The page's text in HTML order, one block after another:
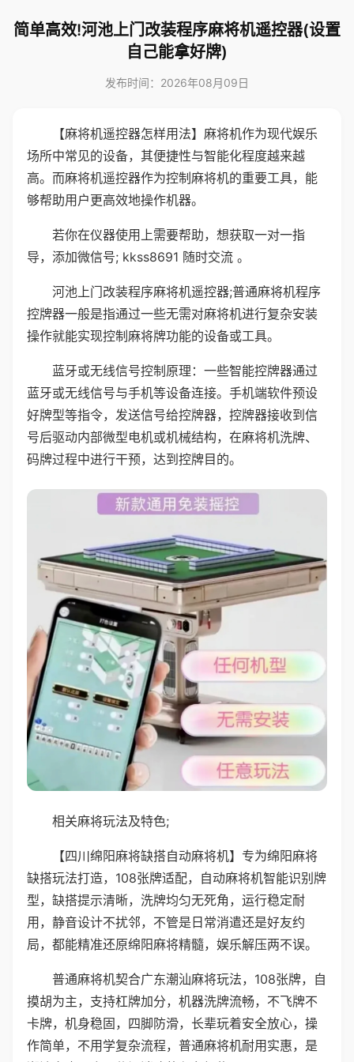
简单高效!河池上门改装程序麻将机遥控器(设置
自己能拿好牌)
发布时间：2026年08月09日
【麻将机遥控器怎样用法】麻将机作为现代娱乐
场所中常见的设备，其便捷性与智能化程度越来越
高。而麻将机遥控器作为控制麻将机的重要工具，能
够帮助用户更高效地操作机器。
若你在仪器使用上需要帮助，想获取一对一指
导，添加微信号; kkss8691 随时交流 。
河池上门改装程序麻将机遥控器;普通麻将机程序
控牌器一般是指通过一些无需对麻将机进行复杂安装
操作就能实现控制麻将牌功能的设备或工具。
蓝牙或无线信号控制原理：一些智能控牌器通过
蓝牙或无线信号与手机等设备连接。手机端软件预设
好牌型等指令，发送信号给控牌器，控牌器接收到信
号后驱动内部微型电机或机械结构，在麻将机洗牌、
码牌过程中进行干预，达到控牌目的。
相关麻将玩法及特色;
【四川绵阳麻将缺搭自动麻将机】专为绵阳麻将
缺搭玩法打造，108张牌适配，自动麻将机智能识别牌
型，缺搭提示清晰，洗牌均匀无死角，运行稳定耐
用，静音设计不扰邻，不管是日常消遣还是好友约
局，都能精准还原绵阳麻将精髓，娱乐解压两不误。
普通麻将机契合广东潮汕麻将玩法，108张牌，自
摸胡为主，支持杠牌加分，机器洗牌流畅，不飞牌不
卡牌，机身稳固，四脚防滑，长辈玩着安全放心，操
作简单，不用学复杂流程，普通麻将机耐用实惠，是